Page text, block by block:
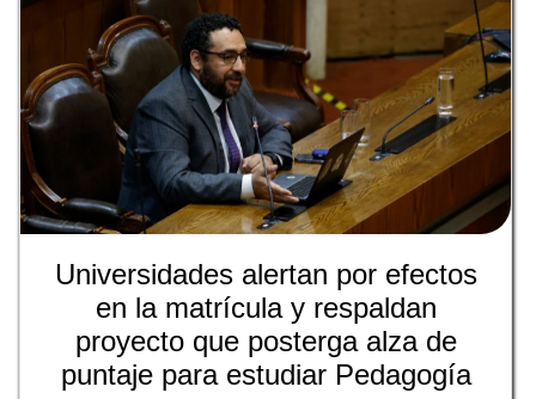
Universidades alertan por efectos
en la matrícula y respaldan
proyecto que posterga alza de
puntaje para estudiar Pedagogía